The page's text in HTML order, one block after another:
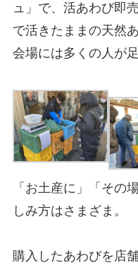
ュ」で、活あわび即
で活きたままの天然
会場には多くの人が
「お土産に」「その
しみ方はさまざま。
購入したあわびを店